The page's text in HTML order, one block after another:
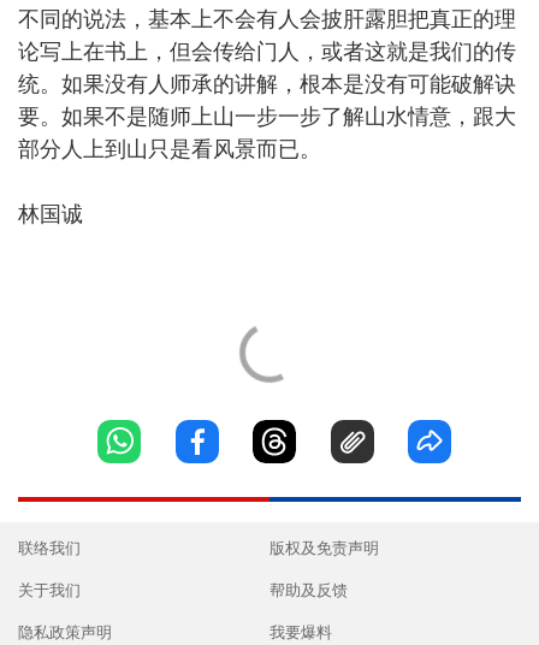
不同的说法，基本上不会有人会披肝露胆把真正的理
论写上在书上，但会传给门人，或者这就是我们的传
统。如果没有人师承的讲解，根本是没有可能破解诀
要。如果不是随师上山一步一步了解山水情意，跟大
部分人上到山只是看风景而已。
林国诚
联络我们
关于我们
隐私政策声明
版权及免责声明
帮助及反馈
我要爆料